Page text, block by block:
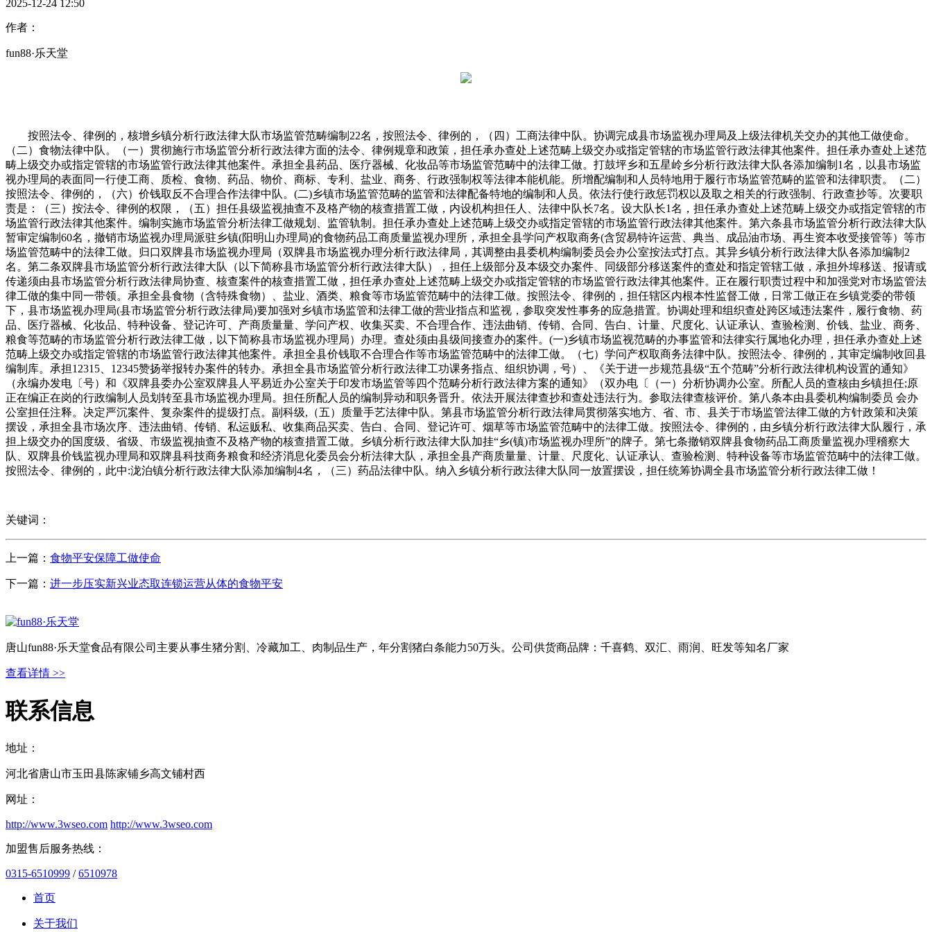
2025-12-24 12:50
作者：
fun88·乐天堂
按照法令、律例的，核增乡镇分析行政法律大队市场监管范畴编制22名，按照法令、律例的，（四）工商法律中队。协调完成县市场监视办理局及上级法律机关交办的其他工做使命。
（二）食物法律中队。（一）贯彻施行市场监管分析行政法律方面的法令、律例规章和政策，担任承办查处上述范畴上级交办或指定管辖的市场监管行政法律其他案件。担任承办查处上述范
畴上级交办或指定管辖的市场监管行政法律其他案件。承担全县药品、医疗器械、化妆品等市场监管范畴中的法律工做。打鼓坪乡和五星岭乡分析行政法律大队各添加编制1名，以县市场监
视办理局的表面同一行使工商、质检、食物、药品、物价、商标、专利、盐业、商务、行政强制权等法律本能机能。所增配编制和人员特地用于履行市场监管范畴的监管和法律职责。（二）
按照法令、律例的，（六）价钱取反不合理合作法律中队。(二)乡镇市场监管范畴的监管和法律配备特地的编制和人员。依法行使行政惩罚权以及取之相关的行政强制、行政查抄等。次要职
责是：（三）按法令、律例的权限，（五）担任县级监视抽查不及格产物的核查措置工做，内设机构担任人、法律中队长7名。设大队长1名，担任承办查处上述范畴上级交办或指定管辖的市
场监管行政法律其他案件。编制实施市场监管分析法律工做规划、监管轨制。担任承办查处上述范畴上级交办或指定管辖的市场监管行政法律其他案件。第六条县市场监管分析行政法律大队
暂审定编制60名，撤销市场监视办理局派驻乡镇(阳明山办理局)的食物药品工商质量监视办理所，承担全县学问产权取商务(含贸易特许运营、典当、成品油市场、再生资本收受接管等）等市
场监管范畴中的法律工做。归口双牌县市场监视办理局（双牌县市场监视办理分析行政法律局，其调整由县委机构编制委员会办公室按法式打点。其异乡镇分析行政法律大队各添加编制2
名。第二条双牌县市场监管分析行政法律大队（以下简称县市场监管分析行政法律大队），担任上级部分及本级交办案件、同级部分移送案件的查处和指定管辖工做，承担外埠移送、报请或
传递须由县市场监管分析行政法律局协查、核查案件的核查措置工做，担任承办查处上述范畴上级交办或指定管辖的市场监管行政法律其他案件。正在履行职责过程中和加强党对市场监管法
律工做的集中同一带领。承担全县食物（含特殊食物）、盐业、酒类、粮食等市场监管范畴中的法律工做。按照法令、律例的，担任辖区内根本性监督工做，日常工做正在乡镇党委的带领
下，县市场监视办理局(县市场监管分析行政法律局)要加强对乡镇市场监管和法律工做的营业指点和监视，参取突发性事务的应急措置。协调处理和组织查处跨区域违法案件，履行食物、药
品、医疗器械、化妆品、特种设备、登记许可、产商质量量、学问产权、收集买卖、不合理合作、违法曲销、传销、合同、告白、计量、尺度化、认证承认、查验检测、价钱、盐业、商务、
粮食等范畴的市场监管分析行政法律工做，以下简称县市场监视办理局）办理。查处须由县级间接查办的案件。(一)乡镇市场监视范畴的办事监管和法律实行属地化办理，担任承办查处上述
范畴上级交办或指定管辖的市场监管行政法律其他案件。承担全县价钱取不合理合作等市场监管范畴中的法律工做。（七）学问产权取商务法律中队。按照法令、律例的，其审定编制收回县
编制库。承担12315、12345赞扬举报转办案件的转办。承担全县市场监管分析行政法律工功课务指点、组织协调，号）、《关于进一步规范县级“五个范畴”分析行政法律机构设置的通知》
（永编办发电〔号）和《双牌县委办公室双牌县人平易近办公室关于印发市场监管等四个范畴分析行政法律方案的通知》（双办电〔（一）分析协调办公室。所配人员的查核由乡镇担任;原
正在编正在岗的行政编制人员划转至县市场监视办理局。担任所配人员的编制异动和职务晋升。依法开展法律查抄和查处违法行为。参取法律查核评价。第八条本由县委机构编制委员 会办
公室担任注释。决定严沉案件、复杂案件的提级打点。副科级,（五）质量手艺法律中队。第县市场监管分析行政法律局贯彻落实地方、省、市、县关于市场监管法律工做的方针政策和决策
摆设，承担全县市场次序、违法曲销、传销、私运贩私、收集商品买卖、告白、合同、登记许可、烟草等市场监管范畴中的法律工做。按照法令、律例的，由乡镇分析行政法律大队履行，承
担上级交办的国度级、省级、市级监视抽查不及格产物的核查措置工做。乡镇分析行政法律大队加挂“乡(镇)市场监视办理所”的牌子。第七条撤销双牌县食物药品工商质量监视办理稽察大
队、双牌县价钱监视办理局和双牌县科技商务粮食和经济消息化委员会分析法律大队，承担全县产商质量量、计量、尺度化、认证承认、查验检测、特种设备等市场监管范畴中的法律工做。
按照法令、律例的，此中:泷泊镇分析行政法律大队添加编制4名，（三）药品法律中队。纳入乡镇分析行政法律大队同一放置摆设，担任统筹协调全县市场监管分析行政法律工做！
关键词：
上一篇： 食物平安保障工做使命
下一篇： 进一步压实新兴业态取连锁运营从体的食物平安
唐山fun88·乐天堂食品有限公司主要从事生猪分割、冷藏加工、肉制品生产，年分割猪白条能力50万头。公司供货商品牌：千喜鹤、双汇、雨润、旺发等知名厂家
查看详情 >>
联系信息
地址：
河北省唐山市玉田县陈家铺乡高文铺村西
网址：
http://www.3wseo.com http://www.3wseo.com
加盟售后服务热线：
0315-6510999 /6510978
首页
关于我们